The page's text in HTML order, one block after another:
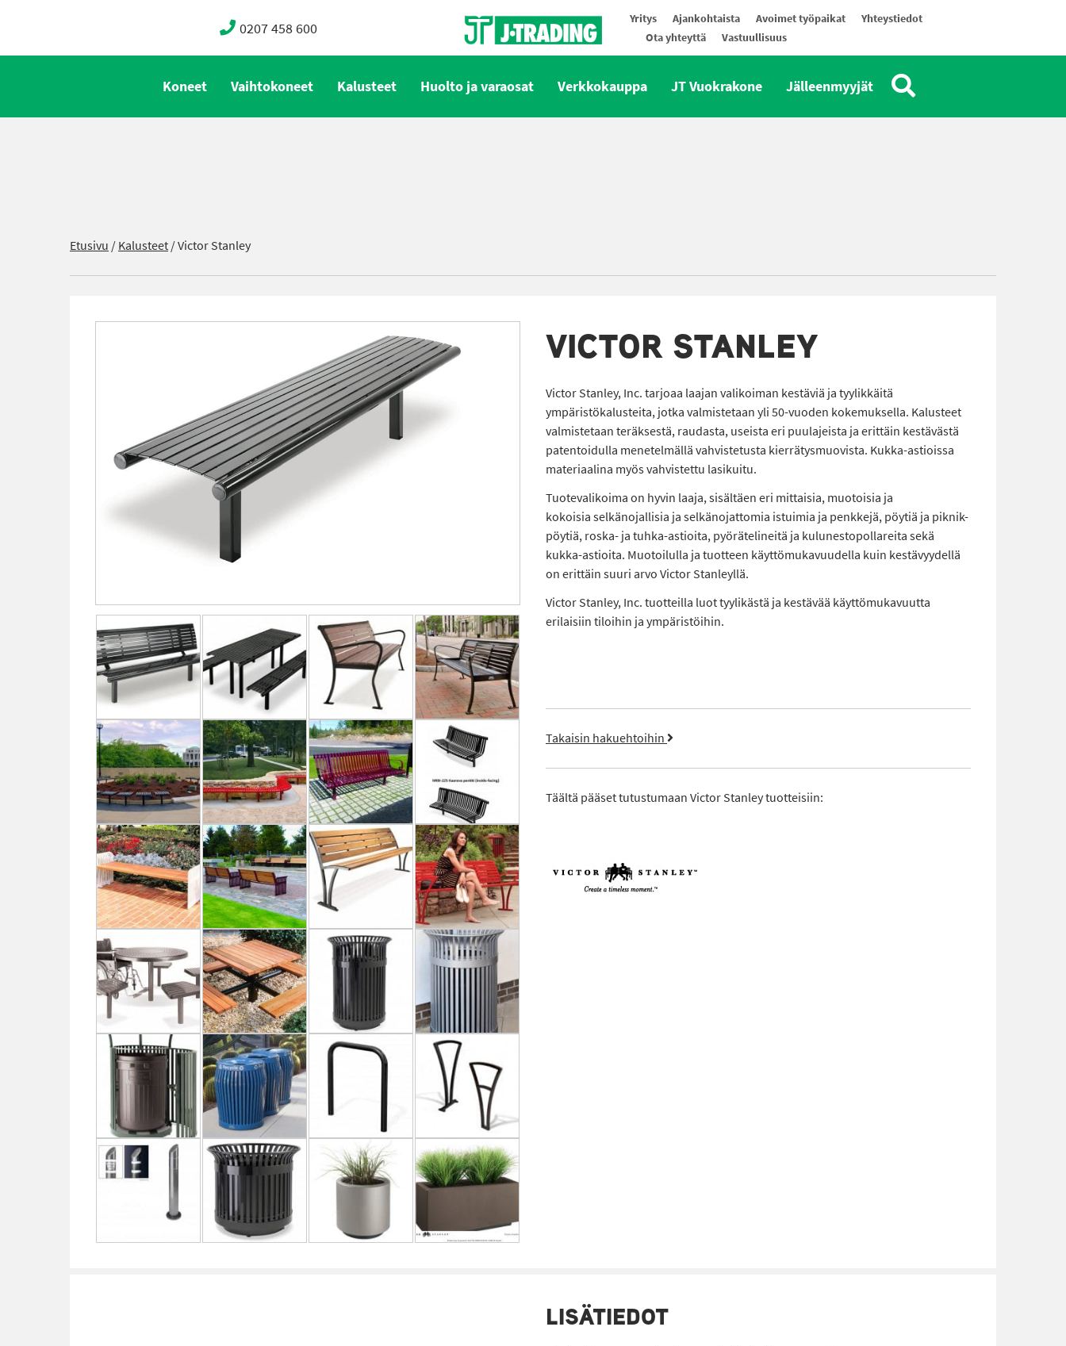
0207 458 600 Yritys Ajankohtaista Avoimet työpaikat
Yhteystiedot
Ota yhteyttä
Vastuullisuus
Koneet Vaihtokoneet Kalusteet Huolto ja varaosat Verkkokauppa JT Vuokrakone Jälleenmyyjät
Etusivu /Kalusteet/Victor Stanley
VICTOR STANLEY
Victor Stanley, Inc. tarjoaa laajan valikoiman kestäviä ja tyylikkäitä
ympäristökalusteita, jotka valmistetaan yli 50-vuoden kokemuksella. Kalusteet
valmistetaan teräksestä, raudasta, useista eri puulajeista ja erittäin kestävästä
patentoidulla menetelmällä vahvistetusta kierrätysmuovista. Kukka-astioissa
materiaalina myös vahvistettu lasikuitu.
Tuotevalikoima on hyvin laaja, sisältäen eri mittaisia, muotoisia ja
kokoisia selkänojallisia ja selkänojattomia istuimia ja penkkejä, pöytiä ja piknik-
pöytiä, roska- ja tuhka-astioita, pyörätelineitä ja kulunestopollareita sekä
kukka-astioita. Muotoilulla ja tuotteen käyttömukavuudella kuin kestävyydellä
on erittäin suuri arvo Victor Stanleyllä.
Victor Stanley, Inc. tuotteilla luot tyylikästä ja kestävää käyttömukavuutta
erilaisiin tiloihin ja ympäristöihin.
Takaisin hakuehtoihin
Täältä pääset tutustumaan Victor Stanley tuotteisiin:
LISÄTIEDOT